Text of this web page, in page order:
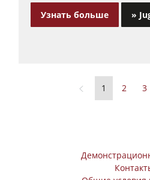
Узнать больше »
1 2 3